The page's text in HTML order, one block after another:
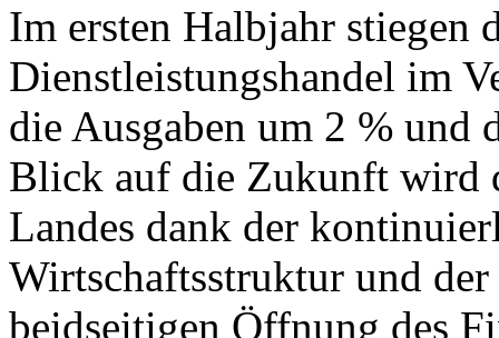
Im ersten Halbjahr stiegen
Dienstleistungshandel im
die Ausgaben um 2 %
Blick auf die Zukunft wird
Landes dank der
Wirtschaftsstruktur und
beidseitigen Öffnung des